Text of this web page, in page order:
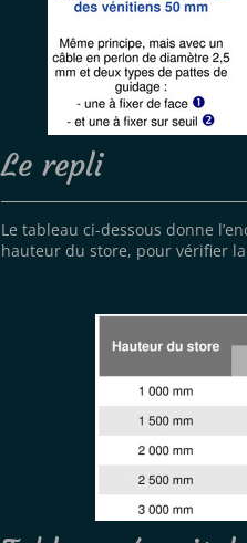
Le repli
Le tableau ci-dessous donne l’
hauteur du store, pour vérifier